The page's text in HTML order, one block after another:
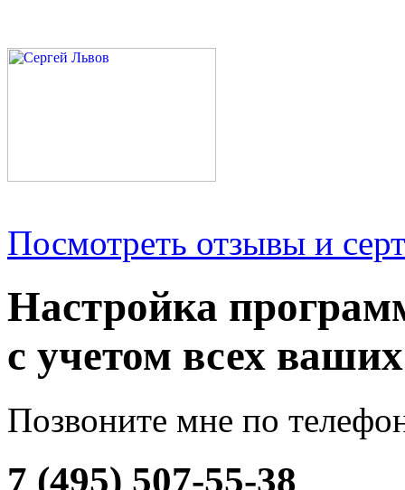
Посмотреть отзывы и
Настройка
с учетом всех
Позвоните мне по
7 (495) 507-55-38